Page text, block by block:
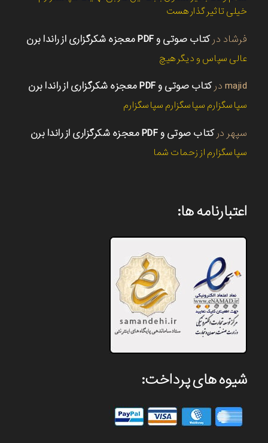
خیلی تاثیر گذار هست
فرشاد درکتاب صوتی و PDF معجزه شکرگزاری از راندا برن
عالی سپاس و دیگر هیچ
majid درکتاب صوتی و PDF معجزه شکرگزاری از راندا برن
سپاسگزارم سپاسگزارم سپاسگزارم
سپهر درکتاب صوتی و PDF معجزه شکرگزاری از راندا برن
سپاسگزارم از زحمات شما
اعتبارنامه ها:
شیوه های پرداخت: